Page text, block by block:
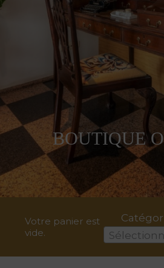
BOUTIQUE
Votre panier est
vide.